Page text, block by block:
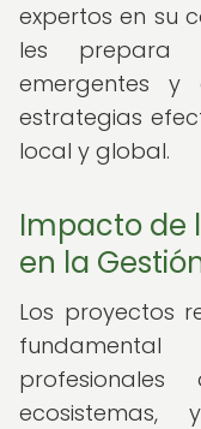
expertos en su
les prepara
emergentes y
estrategias
local y global.
Impacto de
en la
Los proyectos